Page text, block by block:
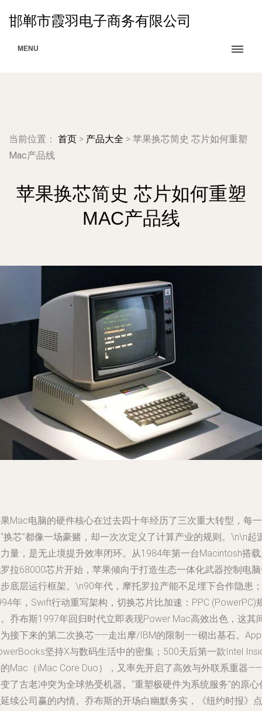
邯郸市霞羽电子商务有限公司
MENU
当前位置： 首页 > 产品大全 > 苹果换芯简史 芯片如何重塑
Mac产品线
苹果换芯简史 芯片如何重塑
MAC产品线
Mac电脑的硬件核心在过去四十年经历了三次重大转型，每一
换芯”都像一场豪赌，却一次次定义了计算产业的规则。\n\n起
量，是无止境提升效率闭环。从1984年第一台Macintosh搭
拉68000芯片开始，苹果倾向于打造生态一体化武器控制电
底层运行框架。\n90年代，摩托罗拉产能不足埋下合作隐患；
年，Swift行动重写架构，切换芯片比加速：PPC (PowerPC)
乔布斯1997年回归时代立即表现Power Mac高效出色，这其
接下来的第二次换芯——走出摩/IBM的限制——砌出基石。
坚持X与数码生活中的密集；500天后第一款Intel
Mac（iMac Core Duo），又率先开启了高效与外联系重器——
了古老冲突为全球热受机器。“重塑极硬件为系统服务”的原心
续公司赢的内情。乔布斯的开场白幽默务实，《纽约时报》点